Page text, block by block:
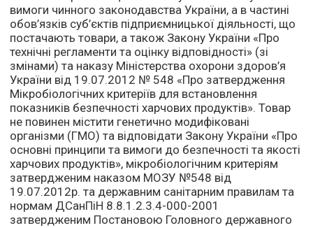
вимоги чинного законодавства України, а в частині
обов’язків суб’єктів підприємницької діяльності, що
постачають товари, а також Закону України «Про
технічні регламенти та оцінку відповідності» (зі
змінами) та наказу Міністерства охорони здоров’я
України від 19.07.2012 № 548 «Про затвердження
Мікробіологічних критеріїв для встановлення
показників безпечності харчових продуктів». Товар
не повинен містити генетично модифіковані
організми (ГМО) та відповідати Закону України «Про
основні принципи та вимоги до безпечності та якості
харчових продуктів», мікробіологічним критеріям
затвердженим наказом МОЗУ №548 від
19.07.2012р. та державним санітарним правилам та
нормам ДСанПіН 8.8.1.2.3.4-000-2001
затвердженим Постановою Головного державного